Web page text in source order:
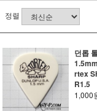
정렬
던롭
rtex
R1.5
1,000